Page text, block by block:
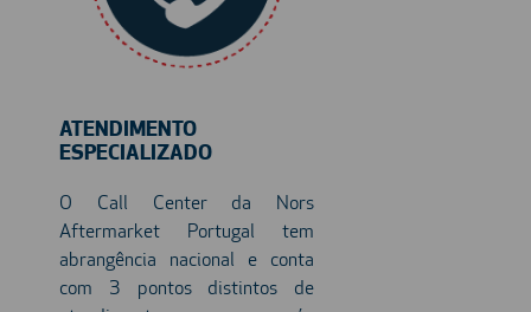
ATENDIMENTO
ESPECIALIZADO
O Call Center da Nors
Aftermarket Portugal tem
abrangência nacional e conta
com 3 pontos distintos de